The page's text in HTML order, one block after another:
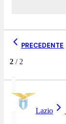
PRECEDENTE
2 / 2
Lazio